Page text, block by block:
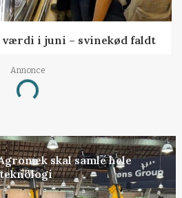
værdi i juni – svinekød faldt
Annonce
Loading...
skal samle hele